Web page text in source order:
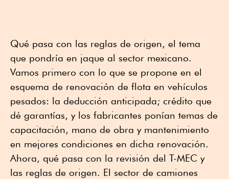
Qué pasa con las reglas de origen, el tema
que pondría en jaque al sector mexicano.
Vamos primero con lo que se propone en el
esquema de renovación de flota en vehículos
pesados: la deducción anticipada; crédito que
dé garantías, y los fabricantes ponían temas de
capacitación, mano de obra y mantenimiento
en mejores condiciones en dicha renovación.
Ahora, qué pasa con la revisión del T-MEC y
las reglas de origen. El sector de camiones